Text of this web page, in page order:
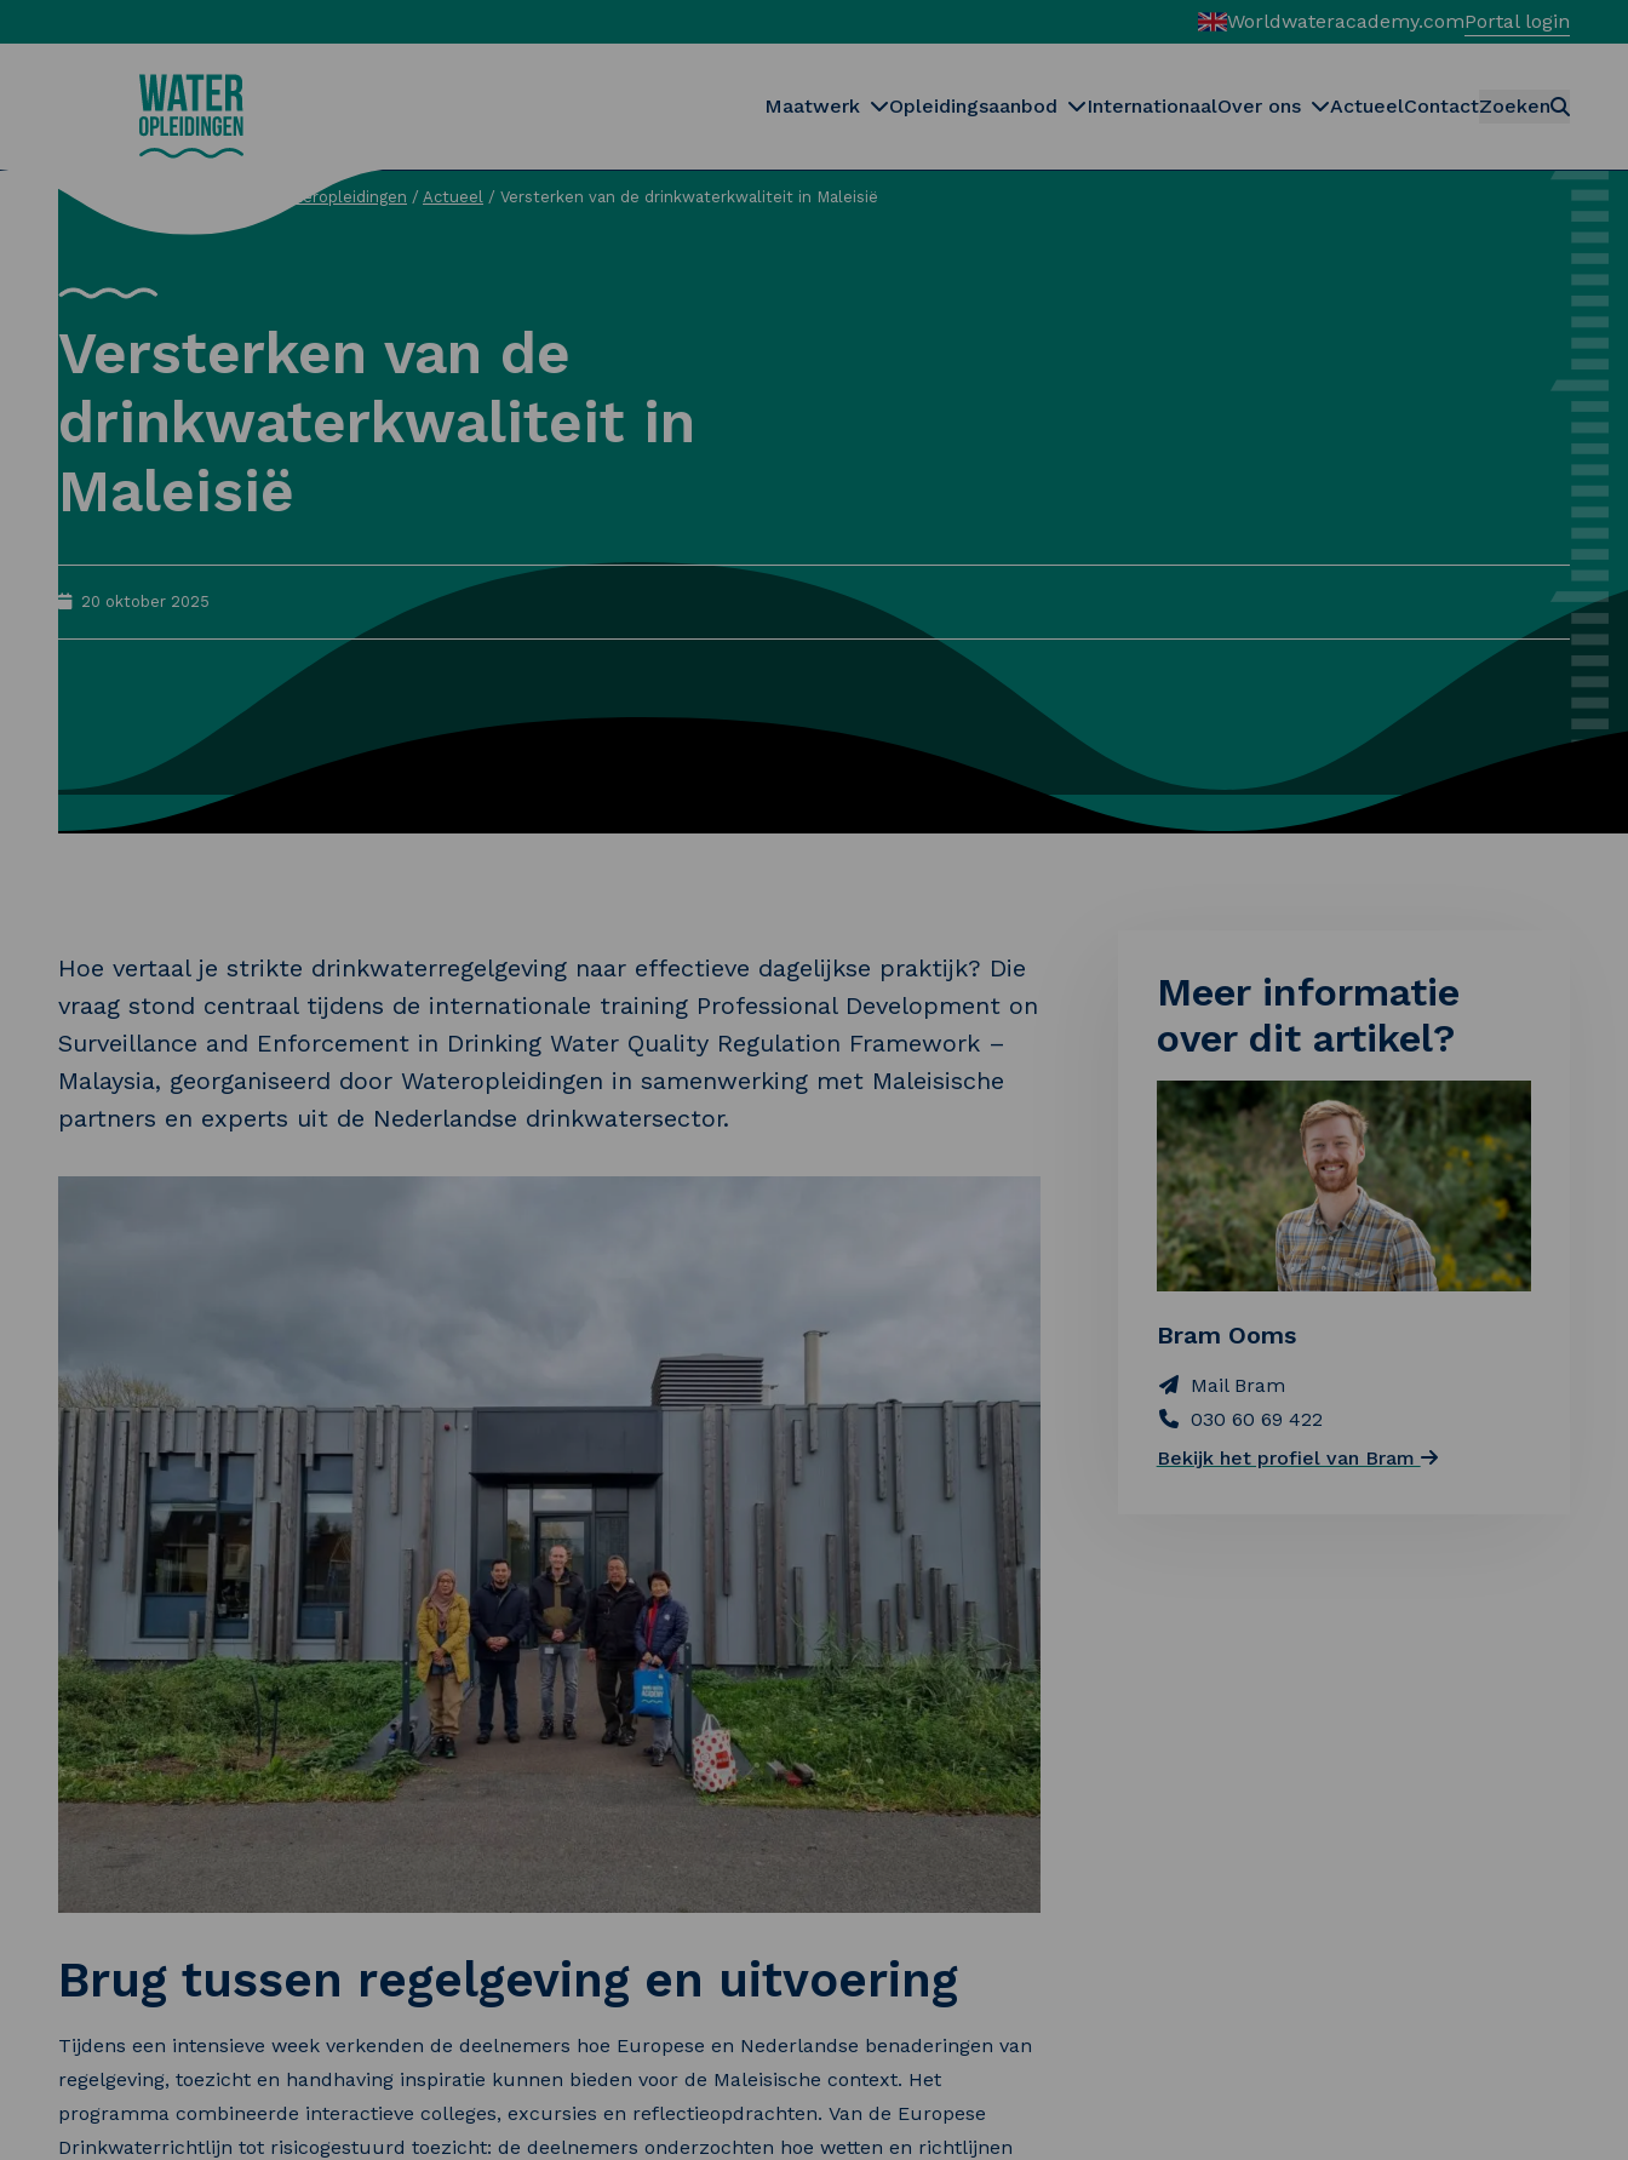
Worldwateracademy.comPortal login
Maatwerk Opleidingsaanbod InternationaalOver ons ActueelContactZoeken
Wateropleidingen / Actueel / Versterken van de drinkwaterkwaliteit in Maleisië
Versterken van de
drinkwaterkwaliteit in
Maleisië
20 oktober 2025
Hoe vertaal je strikte drinkwaterregelgeving naar effectieve dagelijkse praktijk? Die
vraag stond centraal tijdens de internationale training Professional Development on
Surveillance and Enforcement in Drinking Water Quality Regulation Framework –
Malaysia, georganiseerd door Wateropleidingen in samenwerking met Maleisische
partners en experts uit de Nederlandse drinkwatersector.
Brug tussen regelgeving en uitvoering
Tijdens een intensieve week verkenden de deelnemers hoe Europese en Nederlandse benaderingen van
regelgeving, toezicht en handhaving inspiratie kunnen bieden voor de Maleisische context. Het
programma combineerde interactieve colleges, excursies en reflectieopdrachten. Van de Europese
Drinkwaterrichtlijn tot risicogestuurd toezicht: de deelnemers onderzochten hoe wetten en richtlijnen
Meer informatie
over dit artikel?
Bram Ooms
Mail Bram
030 60 69 422
Bekijk het profiel van Bram